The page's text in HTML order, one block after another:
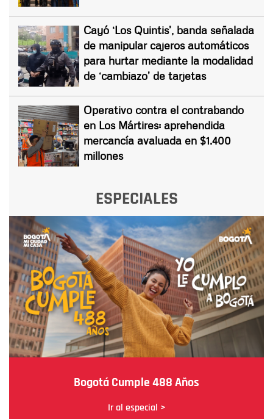
Cayó ‘Los Quintis’, banda señalada
de manipular cajeros automáticos
para hurtar mediante la modalidad
de ‘cambiazo’ de tarjetas
Operativo contra el contrabando
en Los Mártires: aprehendida
mercancía avaluada en $1.400
millones
ESPECIALES
Bogotá Cumple 488 Años
Ir al especial >